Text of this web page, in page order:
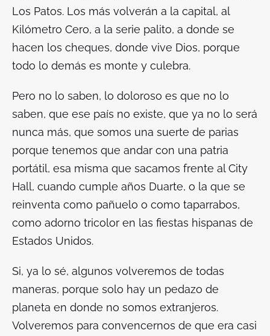
Los Patos. Los más volverán a la capital, al
Kilómetro Cero, a la serie palito, a donde se
hacen los cheques, donde vive Dios, porque
todo lo demás es monte y culebra.
Pero no lo saben, lo doloroso es que no lo
saben, que ese país no existe, que ya no lo será
nunca más, que somos una suerte de parias
porque tenemos que andar con una patria
portátil, esa misma que sacamos frente al City
Hall, cuando cumple años Duarte, o la que se
reinventa como pañuelo o como taparrabos,
como adorno tricolor en las fiestas hispanas de
Estados Unidos.
Si, ya lo sé, algunos volveremos de todas
maneras, porque solo hay un pedazo de
planeta en donde no somos extranjeros.
Volveremos para convencernos de que era casi